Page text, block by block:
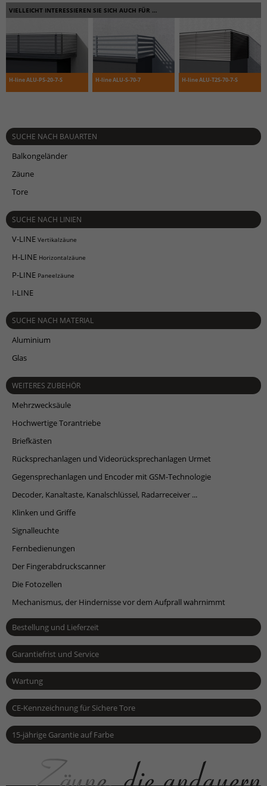
SUCHE NACH BAUARTEN
Balkongeländer
Zäune
Tore
SUCHE NACH LINIEN
V-LINE Vertikalzäune
H-LINE Horizontalzäune
P-LINE Paneelzäune
I-LINE
SUCHE NACH MATERIAL
Aluminium
Glas
WEITERES ZUBEHÖR
Mehrzwecksäule
Hochwertige Torantriebe
Briefkästen
Rücksprechanlagen und Videorücksprechanlagen Urmet
Gegensprechanlagen und Encoder mit GSM-Technologie
Decoder, Kanaltaste, Kanalschlüssel, Radarreceiver ...
Klinken und Griffe
Signalleuchte
Fernbedienungen
Der Fingerabdruckscanner
Die Fotozellen
Mechanismus, der Hindernisse vor dem Aufprall wahrnimmt
Bestellung und Lieferzeit
Garantiefrist und Service
Wartung
CE-Kennzeichnung für Sichere Tore
15-jährige Garantie auf Farbe
VIELLEICHT INTERESSIEREN SIE SICH AUCH FÜR …
H-line ALU-PS-20-7-S H-line ALU-S-70-7 H-line ALU-T2S-70-7-S